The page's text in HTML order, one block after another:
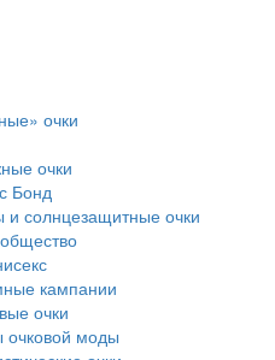
очки
очки
Бонд
и солнцезащитные очки
кампании
очки
очковой моды